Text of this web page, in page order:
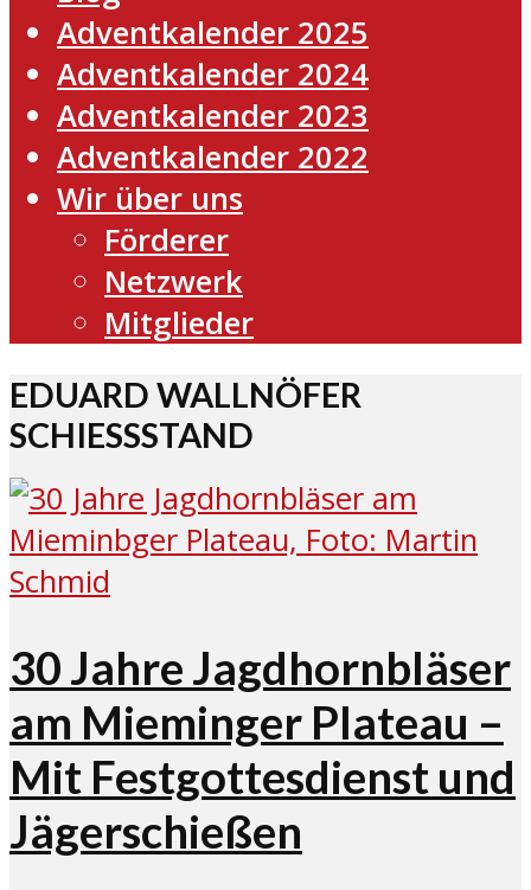
Adventkalender 2025
Adventkalender 2024
Adventkalender 2023
Adventkalender 2022
Wir über uns
Förderer
Netzwerk
Mitglieder
EDUARD WALLNÖFER
SCHIESSSTAND
30 Jahre Jagdhornbläser
am Mieminger Plateau –
Mit Festgottesdienst und
Jägerschießen